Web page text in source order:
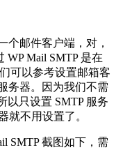
个邮件客户端，对，
WP Mail SMTP 是在
可以参考设置邮箱客
务器。因为我们不需
以只设置 SMTP 服务
就不用设置了。
SMTP 截图如下，需